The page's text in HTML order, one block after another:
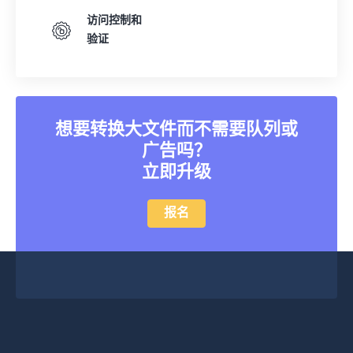
访问控制和
验证
想要转换大文件而不需要队列或
广告吗？
立即升级
报名